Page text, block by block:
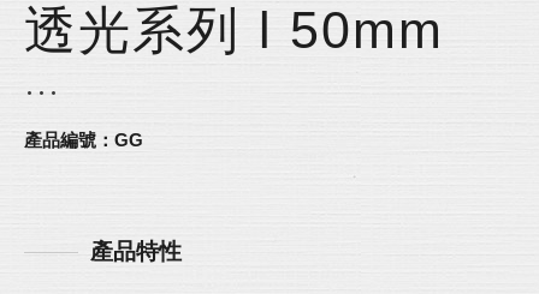
透光系列 l 50mm
產品編號：GG
產品特性